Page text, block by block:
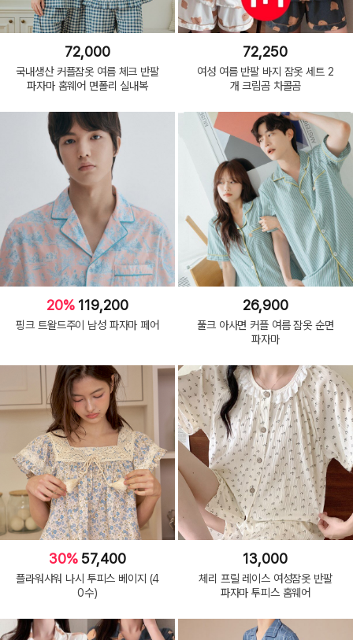
72,000
국내생산 커플잠옷 여름 체크 반팔
파자마 홈웨어 면폴리 실내복
72,250
여성 여름 반팔 바지 잠옷 세트 2
개 크림곰 차콜곰
20% 119,200
핑크 트왈드주이 남성 파자마 페어
26,900
풀크 아사면 커플 여름 잠옷 순면
파자마
30% 57,400
플라워샤워 나시 투피스 베이지 (4
0수)
13,000
체리 프릴 레이스 여성잠옷 반팔
파자마 투피스 홈웨어